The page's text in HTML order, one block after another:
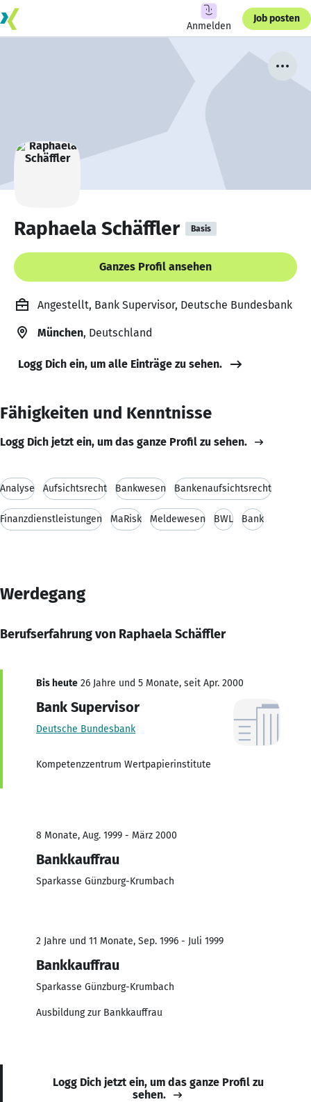
Anmelden
Job posten
Raphaela Schäffler Basis
Ganzes Profil ansehen
Angestellt, Bank Supervisor, Deutsche Bundesbank
München, Deutschland
Logg Dich ein, um alle Einträge zu sehen.
Fähigkeiten und Kenntnisse
Logg Dich jetzt ein, um das ganze Profil zu sehen.
Analyse Aufsichtsrecht Bankwesen Bankenaufsichtsrecht
Finanzdienstleistungen MaRisk Meldewesen BWL Bank
Werdegang
Berufserfahrung von Raphaela Schäffler
Bis heute 26 Jahre und 5 Monate, seit Apr. 2000
Bank Supervisor
Deutsche Bundesbank
Kompetenzzentrum Wertpapierinstitute
8 Monate, Aug. 1999 - März 2000
Bankkauffrau
Sparkasse Günzburg-Krumbach
2 Jahre und 11 Monate, Sep. 1996 - Juli 1999
Bankkauffrau
Sparkasse Günzburg-Krumbach
Ausbildung zur Bankkauffrau
Logg Dich jetzt ein, um das ganze Profil zu
sehen.